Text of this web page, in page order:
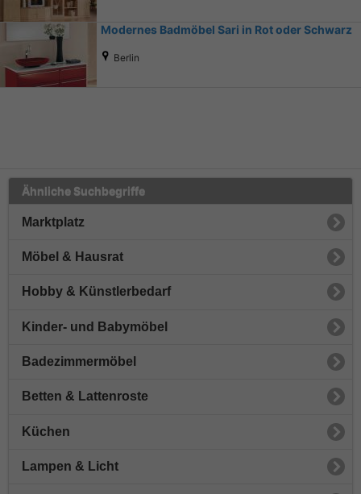
Modernes Badmöbel Sari in Rot oder Schwarz
Berlin
Ähnliche Suchbegriffe
Marktplatz
Möbel & Hausrat
Hobby & Künstlerbedarf
Kinder- und Babymöbel
Badezimmermöbel
Betten & Lattenroste
Küchen
Lampen & Licht